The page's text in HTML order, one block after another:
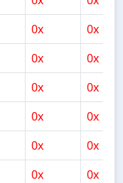
0x
0x
0x
0x
0x
0x
0x
0x
0x
0x
0x 0x